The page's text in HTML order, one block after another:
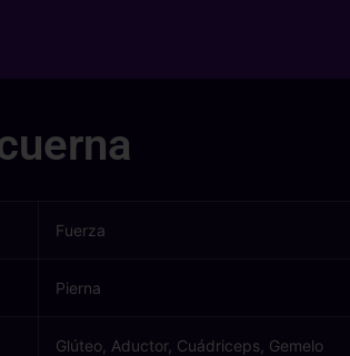
Fuerza
Pierna
Glúteo, Aductor, Cuádriceps, Gemelo